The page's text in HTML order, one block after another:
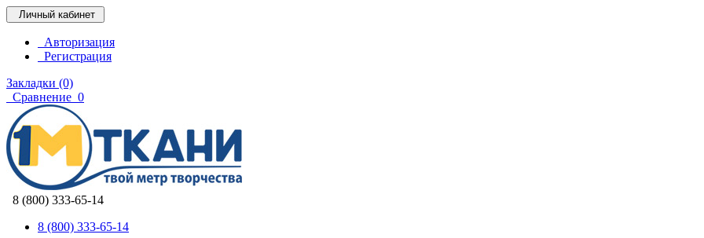
Личный кабинет
Авторизация
Регистрация
Закладки (0)
Сравнение 0
8 (800) 333-65-14
8 (800) 333-65-14